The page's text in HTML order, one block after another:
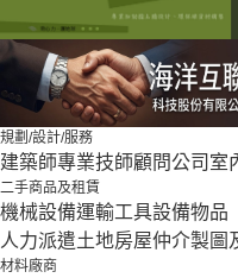
規劃/設計/服務
建築師專業技師顧問公司 室
二手商品及租賃
機械設備運輸工具設備物品
人力派遣土地房屋仲介製圖
材料廠商